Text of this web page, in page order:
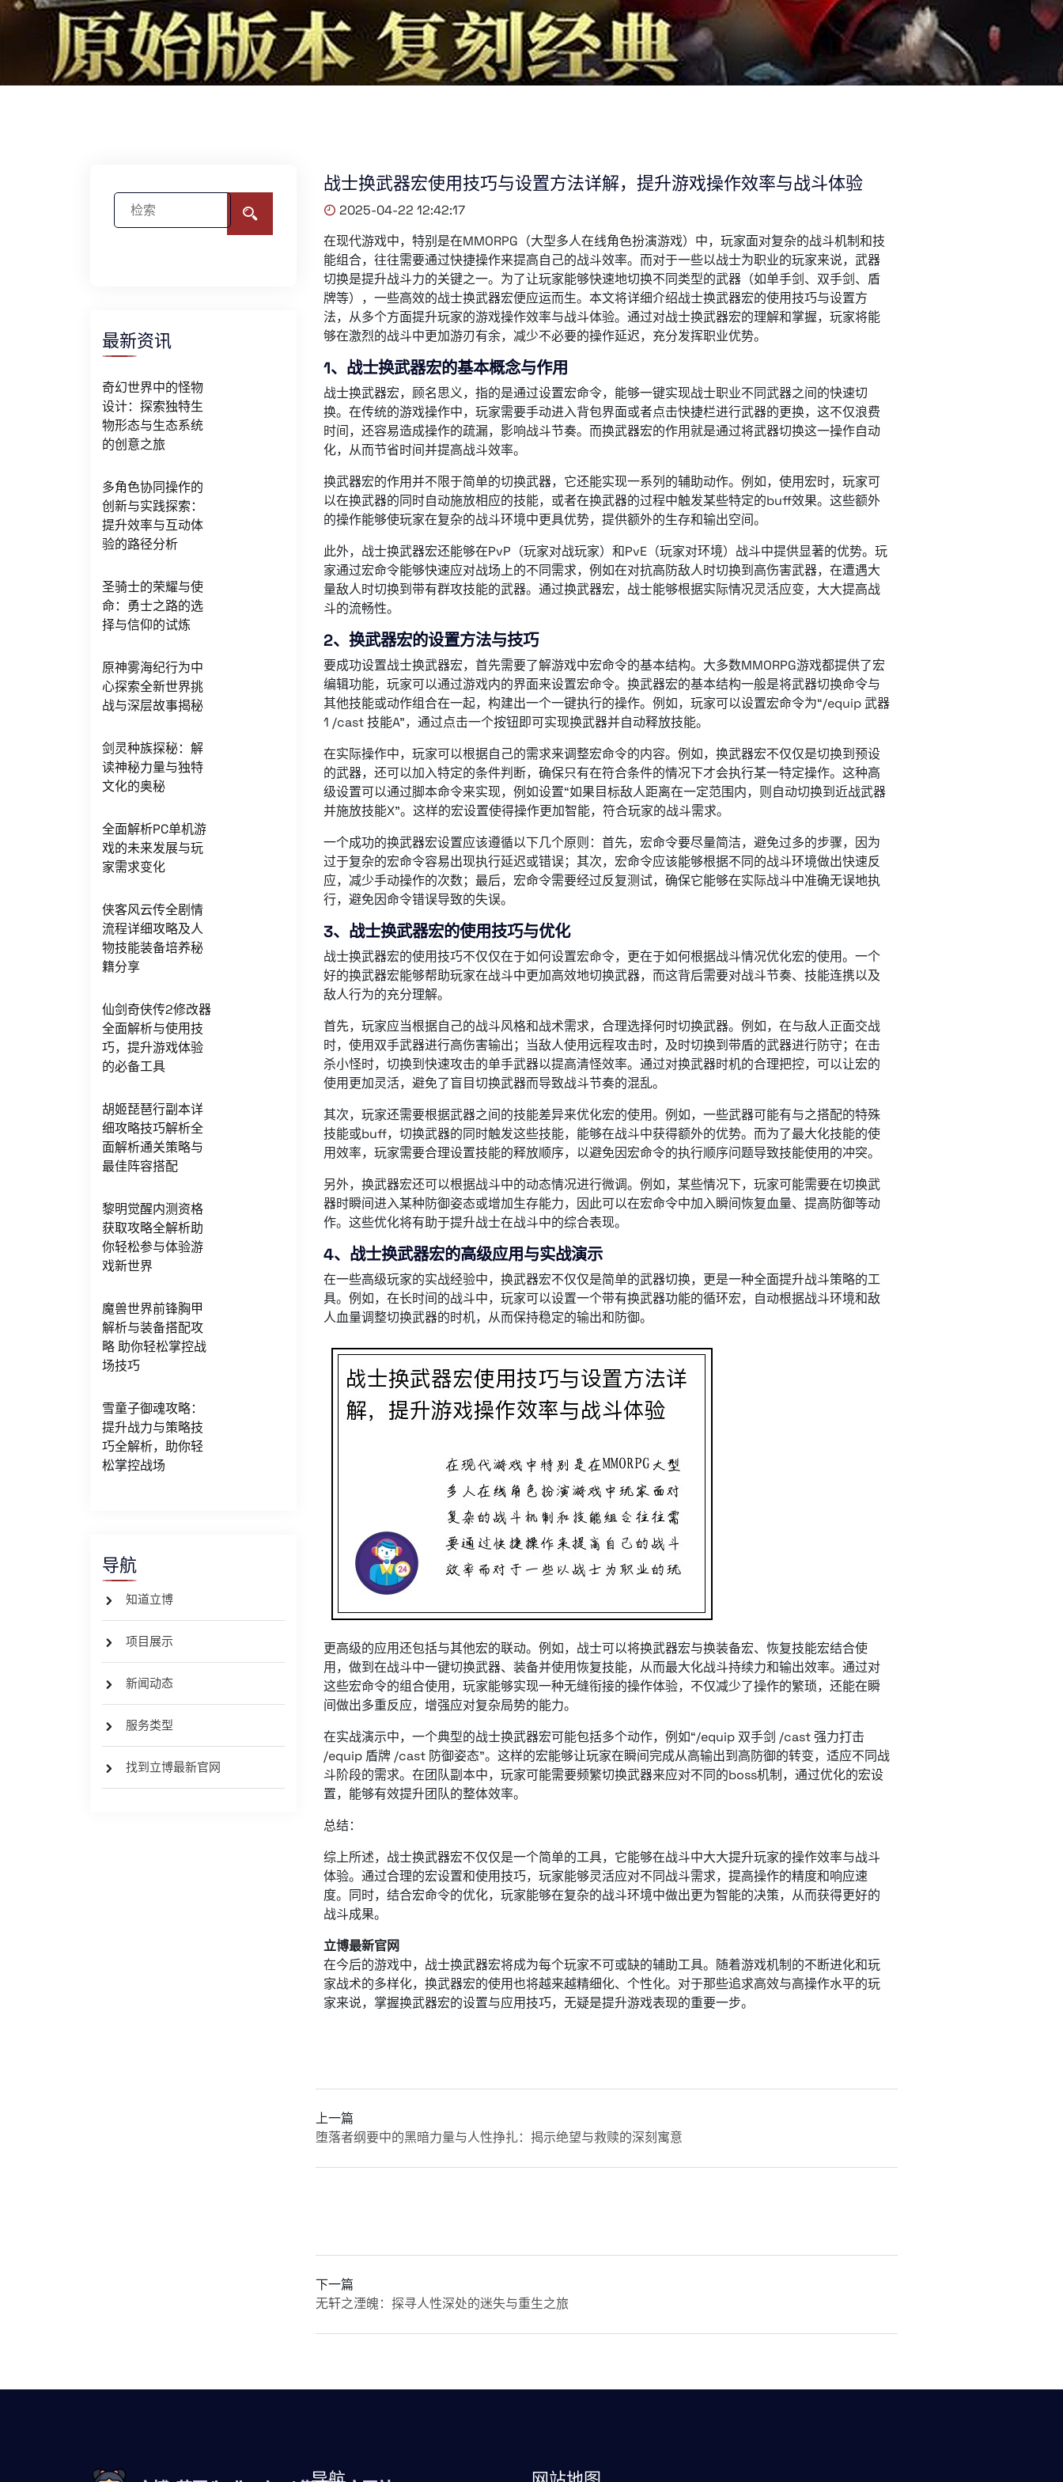
最新资讯
奇幻世界中的怪物
设计：探索独特生
物形态与生态系统
的创意之旅
多角色协同操作的
创新与实践探索：
提升效率与互动体
验的路径分析
圣骑士的荣耀与使
命：勇士之路的选
择与信仰的试炼
原神雾海纪行为中
心探索全新世界挑
战与深层故事揭秘
剑灵种族探秘：解
读神秘力量与独特
文化的奥秘
全面解析PC单机游
戏的未来发展与玩
家需求变化
侠客风云传全剧情
流程详细攻略及人
物技能装备培养秘
籍分享
仙剑奇侠传2修改器
全面解析与使用技
巧，提升游戏体验
的必备工具
胡姬琵琶行副本详
细攻略技巧解析全
面解析通关策略与
最佳阵容搭配
黎明觉醒内测资格
获取攻略全解析助
你轻松参与体验游
戏新世界
魔兽世界前锋胸甲
解析与装备搭配攻
略 助你轻松掌控战
场技巧
雪童子御魂攻略：
提升战力与策略技
巧全解析，助你轻
松掌控战场
导航
知道立博
项目展示
新闻动态
服务类型
找到立博最新官网
战士换武器宏使用技巧与设置方法详解，提升游戏操作效率与战斗体验
2025-04-22 12:42:17
在现代游戏中，特别是在MMORPG（大型多人在线角色扮演游戏）中，玩家面对复杂的战斗机制和技
能组合，往往需要通过快捷操作来提高自己的战斗效率。而对于一些以战士为职业的玩家来说，武器
切换是提升战斗力的关键之一。为了让玩家能够快速地切换不同类型的武器（如单手剑、双手剑、盾
牌等），一些高效的战士换武器宏便应运而生。本文将详细介绍战士换武器宏的使用技巧与设置方
法，从多个方面提升玩家的游戏操作效率与战斗体验。通过对战士换武器宏的理解和掌握，玩家将能
够在激烈的战斗中更加游刃有余，减少不必要的操作延迟，充分发挥职业优势。
1、战士换武器宏的基本概念与作用
战士换武器宏，顾名思义，指的是通过设置宏命令，能够一键实现战士职业不同武器之间的快速切
换。在传统的游戏操作中，玩家需要手动进入背包界面或者点击快捷栏进行武器的更换，这不仅浪费
时间，还容易造成操作的疏漏，影响战斗节奏。而换武器宏的作用就是通过将武器切换这一操作自动
化，从而节省时间并提高战斗效率。
换武器宏的作用并不限于简单的切换武器，它还能实现一系列的辅助动作。例如，使用宏时，玩家可
以在换武器的同时自动施放相应的技能，或者在换武器的过程中触发某些特定的buff效果。这些额外
的操作能够使玩家在复杂的战斗环境中更具优势，提供额外的生存和输出空间。
此外，战士换武器宏还能够在PvP（玩家对战玩家）和PvE（玩家对环境）战斗中提供显著的优势。玩
家通过宏命令能够快速应对战场上的不同需求，例如在对抗高防敌人时切换到高伤害武器，在遭遇大
量敌人时切换到带有群攻技能的武器。通过换武器宏，战士能够根据实际情况灵活应变，大大提高战
斗的流畅性。
2、换武器宏的设置方法与技巧
要成功设置战士换武器宏，首先需要了解游戏中宏命令的基本结构。大多数MMORPG游戏都提供了宏
编辑功能，玩家可以通过游戏内的界面来设置宏命令。换武器宏的基本结构一般是将武器切换命令与
其他技能或动作组合在一起，构建出一个一键执行的操作。例如，玩家可以设置宏命令为“/equip 武器
1 /cast 技能A”，通过点击一个按钮即可实现换武器并自动释放技能。
在实际操作中，玩家可以根据自己的需求来调整宏命令的内容。例如，换武器宏不仅仅是切换到预设
的武器，还可以加入特定的条件判断，确保只有在符合条件的情况下才会执行某一特定操作。这种高
级设置可以通过脚本命令来实现，例如设置“如果目标敌人距离在一定范围内，则自动切换到近战武器
并施放技能X”。这样的宏设置使得操作更加智能，符合玩家的战斗需求。
一个成功的换武器宏设置应该遵循以下几个原则：首先，宏命令要尽量简洁，避免过多的步骤，因为
过于复杂的宏命令容易出现执行延迟或错误；其次，宏命令应该能够根据不同的战斗环境做出快速反
应，减少手动操作的次数；最后，宏命令需要经过反复测试，确保它能够在实际战斗中准确无误地执
行，避免因命令错误导致的失误。
3、战士换武器宏的使用技巧与优化
战士换武器宏的使用技巧不仅仅在于如何设置宏命令，更在于如何根据战斗情况优化宏的使用。一个
好的换武器宏能够帮助玩家在战斗中更加高效地切换武器，而这背后需要对战斗节奏、技能连携以及
敌人行为的充分理解。
首先，玩家应当根据自己的战斗风格和战术需求，合理选择何时切换武器。例如，在与敌人正面交战
时，使用双手武器进行高伤害输出；当敌人使用远程攻击时，及时切换到带盾的武器进行防守；在击
杀小怪时，切换到快速攻击的单手武器以提高清怪效率。通过对换武器时机的合理把控，可以让宏的
使用更加灵活，避免了盲目切换武器而导致战斗节奏的混乱。
其次，玩家还需要根据武器之间的技能差异来优化宏的使用。例如，一些武器可能有与之搭配的特殊
技能或buff，切换武器的同时触发这些技能，能够在战斗中获得额外的优势。而为了最大化技能的使
用效率，玩家需要合理设置技能的释放顺序，以避免因宏命令的执行顺序问题导致技能使用的冲突。
另外，换武器宏还可以根据战斗中的动态情况进行微调。例如，某些情况下，玩家可能需要在切换武
器时瞬间进入某种防御姿态或增加生存能力，因此可以在宏命令中加入瞬间恢复血量、提高防御等动
作。这些优化将有助于提升战士在战斗中的综合表现。
4、战士换武器宏的高级应用与实战演示
在一些高级玩家的实战经验中，换武器宏不仅仅是简单的武器切换，更是一种全面提升战斗策略的工
具。例如，在长时间的战斗中，玩家可以设置一个带有换武器功能的循环宏，自动根据战斗环境和敌
人血量调整切换武器的时机，从而保持稳定的输出和防御。
更高级的应用还包括与其他宏的联动。例如，战士可以将换武器宏与换装备宏、恢复技能宏结合使
用，做到在战斗中一键切换武器、装备并使用恢复技能，从而最大化战斗持续力和输出效率。通过对
这些宏命令的组合使用，玩家能够实现一种无缝衔接的操作体验，不仅减少了操作的繁琐，还能在瞬
间做出多重反应，增强应对复杂局势的能力。
在实战演示中，一个典型的战士换武器宏可能包括多个动作，例如“/equip 双手剑 /cast 强力打击
/equip 盾牌 /cast 防御姿态”。这样的宏能够让玩家在瞬间完成从高输出到高防御的转变，适应不同战
斗阶段的需求。在团队副本中，玩家可能需要频繁切换武器来应对不同的boss机制，通过优化的宏设
置，能够有效提升团队的整体效率。
总结：
综上所述，战士换武器宏不仅仅是一个简单的工具，它能够在战斗中大大提升玩家的操作效率与战斗
体验。通过合理的宏设置和使用技巧，玩家能够灵活应对不同战斗需求，提高操作的精度和响应速
度。同时，结合宏命令的优化，玩家能够在复杂的战斗环境中做出更为智能的决策，从而获得更好的
战斗成果。
立博最新官网
在今后的游戏中，战士换武器宏将成为每个玩家不可或缺的辅助工具。随着游戏机制的不断进化和玩
家战术的多样化，换武器宏的使用也将越来越精细化、个性化。对于那些追求高效与高操作水平的玩
家来说，掌握换武器宏的设置与应用技巧，无疑是提升游戏表现的重要一步。
上一篇
堕落者纲要中的黑暗力量与人性挣扎：揭示绝望与救赎的深刻寓意
下一篇
无轩之湮魄：探寻人性深处的迷失与重生之旅